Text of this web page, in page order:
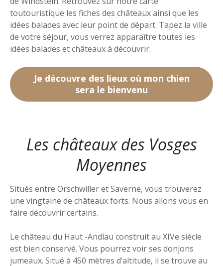
toutouristique les fiches des châteaux ainsi que les
idées balades avec leur point de départ. Tapez la ville
de votre séjour, vous verrez apparaître toutes les
idées balades et châteaux à découvrir.
Je découvre des lieux où mon chien
sera le bienvenu
Les châteaux des Vosges
Moyennes
Situés entre Orschwiller et Saverne, vous trouverez
une vingtaine de châteaux forts. Nous allons vous en
faire découvrir certains.
Le château du Haut -Andlau construit au XIVe siècle
est bien conservé. Vous pourrez voir ses donjons
jumeaux. Situé à 450 mètres d’altitude, il se trouve au